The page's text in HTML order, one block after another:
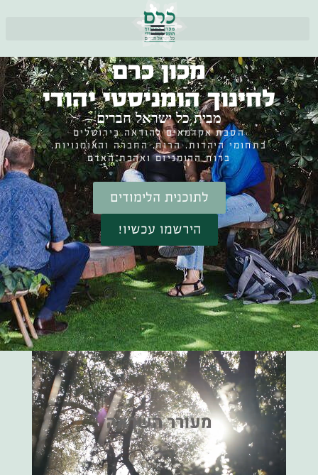
מכון כרם
לחינוך הומניסטי יהודי
מבית כל ישראל חברים
הסבת אקדמאים להוראה בירושלים
בתחומי היהדות, הרוח, החברה והאומנויות,
ברוח ההומניזם ואהבת האדם
לתוכנית הלימודים
הירשמו עכשיו!